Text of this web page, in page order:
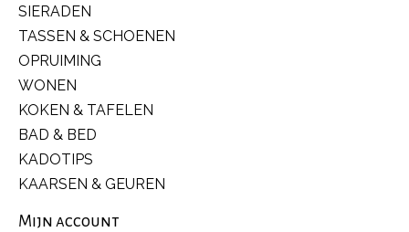
SIERADEN
TASSEN & SCHOENEN
OPRUIMING
WONEN
KOKEN & TAFELEN
BAD & BED
KADOTIPS
KAARSEN & GEUREN
Mijn account